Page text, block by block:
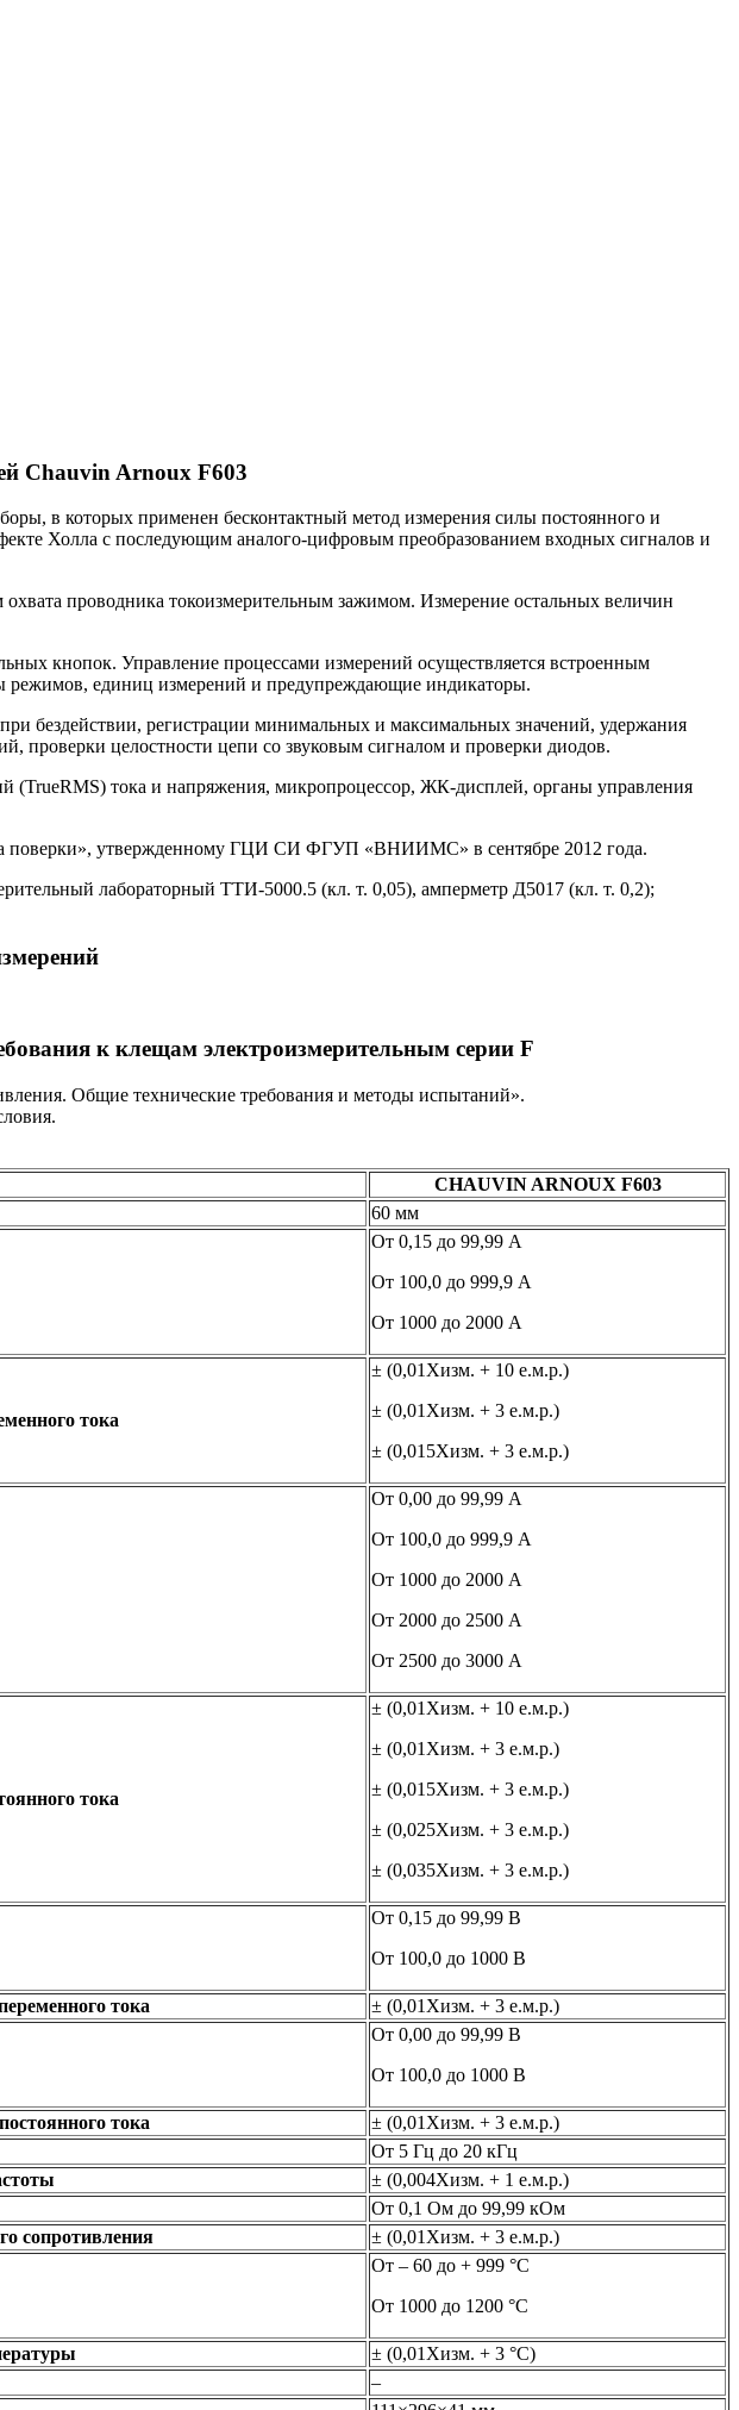
Chauvin Arnoux F603
в которых применен бесконтактный метод измерения силы постоянного и
Холла с последующим аналого-цифровым преобразованием входных сигналов и
проводника токоизмерительным зажимом. Измерение остальных величин
кнопок. Управление процессами измерений осуществляется встроенным
единиц измерений и предупреждающие индикаторы.
бездействии, регистрации минимальных и максимальных значений, удержания
проверки целостности цепи со звуковым сигналом и проверки диодов.
(TrueRMS) тока и напряжения, микропроцессор, ЖК-дисплей, органы управления
поверки», утвержденному ГЦИ СИ ФГУП «ВНИИМС» в сентябре 2012 года.
лабораторный ТТИ-5000.5 (кл. т. 0,05), амперметр Д5017 (кл. т. 0,2);
к клещам электроизмерительным серии F
Общие технические требования и методы испытаний».
CHAUVIN ARNOUX F603
60 мм
От 0,15 до 99,99 А
От 100,0 до 999,9 А
От 1000 до 2000 А
тока
± (0,01Хизм. + 10 е.м.р.)
± (0,01Хизм. + 3 е.м.р.)
± (0,015Хизм. + 3 е.м.р.)
От 0,00 до 99,99 А
От 100,0 до 999,9 А
От 1000 до 2000 А
От 2000 до 2500 А
От 2500 до 3000 А
тока
± (0,01Хизм. + 10 е.м.р.)
± (0,01Хизм. + 3 е.м.р.)
± (0,015Хизм. + 3 е.м.р.)
± (0,025Хизм. + 3 е.м.р.)
± (0,035Хизм. + 3 е.м.р.)
От 0,15 до 99,99 В
От 100,0 до 1000 В
тока ± (0,01Хизм. + 3 е.м.р.)
От 0,00 до 99,99 В
От 100,0 до 1000 В
тока
± (0,01Хизм. + 3 е.м.р.)
От 5 Гц до 20 кГц
± (0,004Хизм. + 1 е.м.р.)
От 0,1 Ом до 99,99 кОм
сопротивления
± (0,01Хизм. + 3 е.м.р.)
От – 60 до + 999 °С
От 1000 до 1200 °С
± (0,01Хизм. + 3 °С)
–